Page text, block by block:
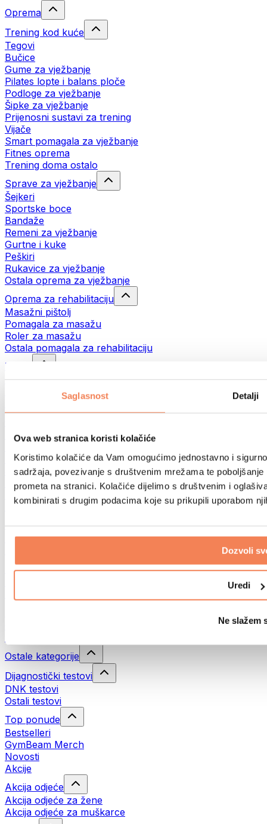
Saglasnost Detalji
Ova web stranica koristi kolačiće
Koristimo kolačiće da Vam omogućimo jednostavno i
sadržaja, povezivanje s društvenim mrežama te
prometa na stranici. Kolačiće dijelimo s društvenim i
kombinirati s drugim podacima koje su prikupili uporabom
Dozvoli
Uredi
Ne slažem
Oprema
Trening kod kuće
Tegovi
Bučice
Gume za vježbanje
Pilates lopte i balans ploče
Podloge za vježbanje
Šipke za vježbanje
Prijenosni sustavi za trening
Vijače
Smart pomagala za vježbanje
Fitnes oprema
Trening doma ostalo
Sprave za vježbanje
Šejkeri
Sportske boce
Bandaže
Remeni za vježbanje
Gurtne i kuke
Peškiri
Rukavice za vježbanje
Ostala oprema za vježbanje
Oprema za rehabilitaciju
Masažni pištolj
Pomagala za masažu
Roler za masažu
Ostala pomagala za rehabilitaciju
Torbe
Torbe za hranu
Sportske torbe
Trčanje
Biciklizam
Joga i pilates
Kupanje hladnom vodom
Plivanje
Planinarenje
Biohacking
Terapija crvenim svjetlom
Eko kućanstvo
Ostale kategorije
Dijagnostički testovi
DNK testovi
Ostali testovi
Top ponude
Bestselleri
GymBeam Merch
Novosti
Akcije
Akcija odjeće
Akcija odjeće za žene
Akcija odjeće za muškarce